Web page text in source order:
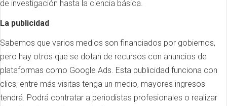
de investigación hasta la ciencia básica.
La publicidad
Sabemos que varios medios son financiados por gobiernos,
pero hay otros que se dotan de recursos con anuncios de
plataformas como Google Ads. Esta publicidad funciona con
clics; entre más visitas tenga un medio, mayores ingresos
tendrá. Podrá contratar a periodistas profesionales o realizar